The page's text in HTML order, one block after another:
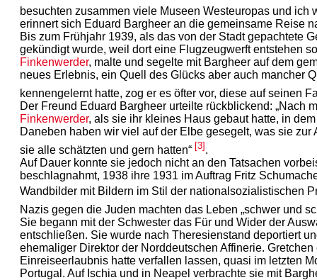
besuchten zusammen viele Museen Westeuropas und ich
erinnert sich Eduard Bargheer an die gemeinsame Reise
Bis zum Frühjahr 1939, als das von der Stadt gepachtete
gekündigt wurde, weil dort eine Flugzeugwerft entstehen
Finkenwerder, malte und segelte mit Bargheer auf dem
neues Erlebnis, ein Quell des Glücks aber auch mancher
kennengelernt hatte, zog er es öfter vor, diese auf seinen
Der Freund Eduard Bargheer urteilte rückblickend: „Nach
Finkenwerder, als sie ihr kleines Haus gebaut hatte, in
Daneben haben wir viel auf der Elbe gesegelt, was sie
sie alle schätzten und gern hatten“ [3] .
Auf Dauer konnte sie jedoch nicht an den Tatsachen
beschlagnahmt, 1938 ihre 1931 im Auftrag Fritz
Wandbilder mit Bildern im Stil der nationalsozialistischen
Nazis gegen die Juden machten das Leben „schwer und
Sie begann mit der Schwester das Für und Wider der
entschließen. Sie wurde nach Theresienstand deportiert
ehemaliger Direktor der Norddeutschen Affinerie.
Einreiseerlaubnis hatte verfallen lassen, quasi im letzten
Portugal. Auf Ischia und in Neapel verbrachte sie mit